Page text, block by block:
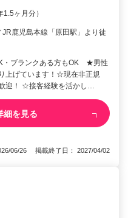
ヶ月分）
鹿児島本線「原田駅」より徒
・ブランクある方もOK ★男性
上げています！☆現在非正規
迎！ ☆接客経験を活かし…
細を見る
06/26 掲載終了日： 2027/04/02